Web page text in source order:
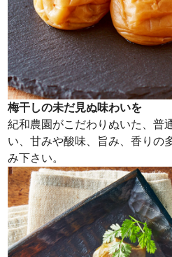
梅干しの未だ見ぬ味わいを
紀和農園がこだわりぬいた、普
い、甘みや酸味、旨み、香りの
み下さい。